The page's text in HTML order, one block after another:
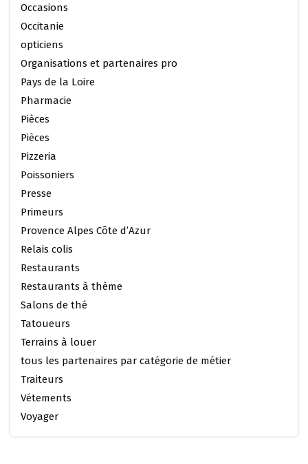
Occasions
Occitanie
opticiens
Organisations et partenaires pro
Pays de la Loire
Pharmacie
Pièces
Pièces
Pizzeria
Poissoniers
Presse
Primeurs
Provence Alpes Côte d’Azur
Relais colis
Restaurants
Restaurants à thème
Salons de thé
Tatoueurs
Terrains à louer
tous les partenaires par catégorie de métier
Traiteurs
Vétements
Voyager